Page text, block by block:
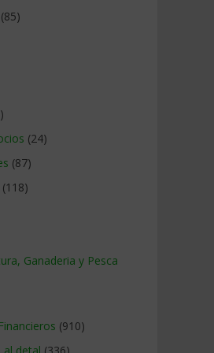
(85)
(24)
(87)
(118)
Ganaderia y Pesca
(910)